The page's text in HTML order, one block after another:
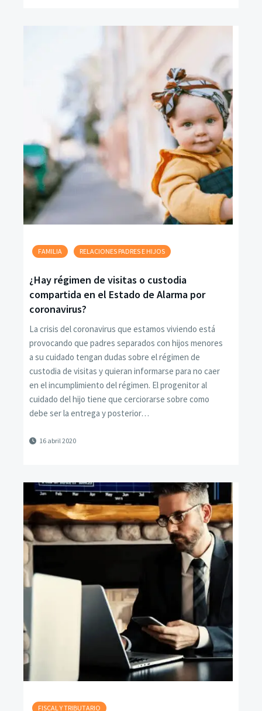
FAMILIA RELACIONES PADRES E HIJOS
¿Hay régimen de visitas o custodia
compartida en el Estado de Alarma por
coronavirus?
La crisis del coronavirus que estamos viviendo está
provocando que padres separados con hijos menores
a su cuidado tengan dudas sobre el régimen de
custodia de visitas y quieran informarse para no caer
en el incumplimiento del régimen. El progenitor al
cuidado del hijo tiene que cerciorarse sobre como
debe ser la entrega y posterior…
16 abril 2020
FISCAL Y TRIBUTARIO